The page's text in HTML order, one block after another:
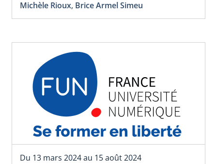
Michèle Rioux, Brice Armel Simeu
Du 13 mars 2024 au 15 août 2024